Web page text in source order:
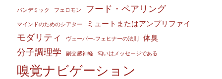
パンデミック フェロモン フード・ペアリング
マインドのためのシアター ミュートまたはアンプリファイ
モダリティ ヴェーバー‐フェヒナーの法則 体臭
分子調理学 副交感神経 匂いはメッセージである
嗅覚ナビゲーション